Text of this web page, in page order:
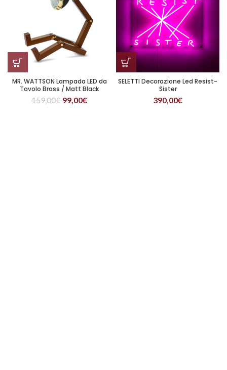
MR. WATTSON Lampada LED da
Tavolo Brass / Matt Black
159,00€ 99,00€
SELETTI Decorazione Led Resist-
Sister
390,00€